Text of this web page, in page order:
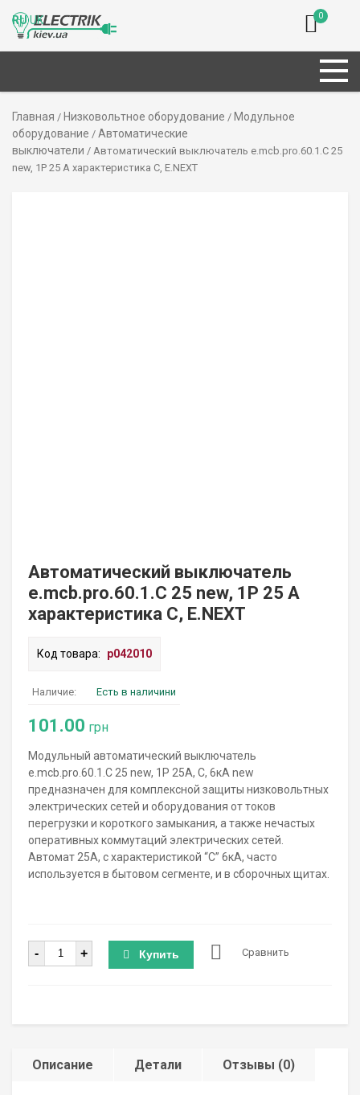
0
Главная / Низковольтное оборудование / Модульное
оборудование / Автоматические
выключатели / Автоматический выключатель e.mcb.pro.60.1.C 25
new, 1P 25 А характеристика C, E.NEXT
Автоматический выключатель
e.mcb.pro.60.1.C 25 new, 1P 25 А
характеристика C, E.NEXT
Код товара: p042010
Наличие: Есть в наличини
101.00 грн
Модульный автоматический выключатель
e.mcb.pro.60.1.C 25 new, 1P 25А, C, 6кА new
предназначен для комплексной защиты низковольтных
электрических сетей и оборудования от токов
перегрузки и короткого замыкания, а также нечастых
оперативных коммутаций электрических сетей.
Автомат 25А, с характеристикой “С” 6кА, часто
используется в бытовом сегменте, и в сборочных щитах.
Количество
- + Купить Сравнить
Описание Детали Отзывы (0)
RUUK